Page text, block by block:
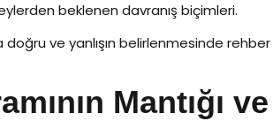
beklenen davranış biçimleri.
ve yanlışın belirlenmesinde rehber
Mantığı